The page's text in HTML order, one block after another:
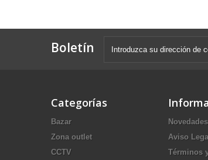
Boletín
Categorías
Bazar
Zona outlet
CCTV
Novedades
Aviso Legal
Términos